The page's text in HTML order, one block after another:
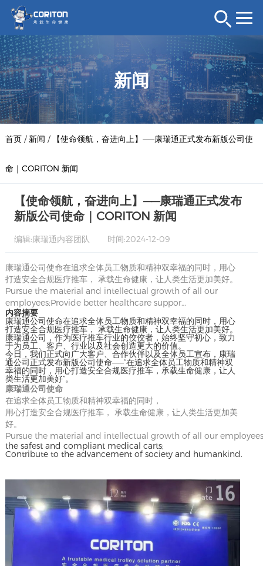
新闻
首页/ 新闻 / 【使命领航，奋进向上】——康瑞通正式发布新版公司使
命｜CORITON 新闻
【使命领航，奋进向上】——康瑞通正式发布
新版公司使命｜CORITON 新闻
编辑:康瑞通内容团队 时间:2024-12-09
康瑞通公司使命在追求全体员工物质和精神双幸福的同时，用心
打造安全合规医疗推车， 承载生命健康，让人类生活更加美好。
Pursue the material and intellectual growth of all our
employees;Provide better healthcare suppor…
内容摘要
康瑞通公司使命在追求全体员工物质和精神双幸福的同时，用心
打造安全合规医疗推车， 承载生命健康，让人类生活更加美好。
康瑞通公司，作为医疗推车行业的佼佼者，始终坚守初心，致力
于为员工、客户、行业以及社会创造更大的价值。
今日，我们正式向广大客户、合作伙伴以及全体员工宣布，康瑞
通公司正式发布新版公司使命——“在追求全体员工物质和精神双
幸福的同时，用心打造安全合规医疗推车，承载生命健康，让人
类生活更加美好”。
康瑞通公司使命
在追求全体员工物质和精神双幸福的同时，
用心打造安全合规医疗推车， 承载生命健康，让人类生活更加美
好。
Pursue the material and intellectual growth of all our
the safest and compliant medical carts;
Contribute to the advancement of society and humankind.